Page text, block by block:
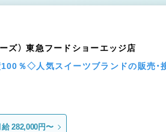
） 東急フードショーエッジ店
％◇人気スイーツブランドの販売・
給 282,000円〜